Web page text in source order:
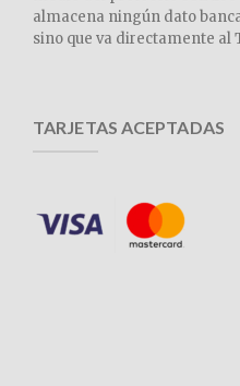
almacena ningún dato
sino que va directamente al
TARJETAS ACEPTADAS